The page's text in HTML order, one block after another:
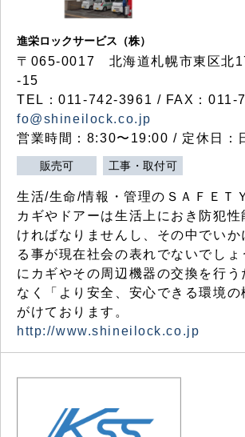
進栄ロックサービス（株）
〒065-0017 北海道札幌市東区北
-15
TEL：011-742-3961 / FAX：011-
fo@shineilock.co.jp
営業時間：8:30〜19:00 / 定休日：
販売可 工事・取付可
生活/生命/情報・管理のＳＡＦＥＴ
カギやドアーは生活上におき防犯性
ければなりませんし、その中でいか
る事が現在社会の表れでないでしょ
にカギやその周辺機器の交換を行う
なく「より安全、安心できる環境の
がけております。
http://www.shineilock.co.jp